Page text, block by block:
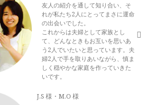
友人の紹介を通して知り合い、そ
れが私たち2人にとってまさに運命
の出会いでした。
これからは夫婦として家族とし
て、どんなときもお互いを思いあ
う2人でいたいと思っています。夫
婦2人で手を取りあいながら、慎ま
しく穏やかな家庭を作っていきた
いです。
J.S 様・M.O 様